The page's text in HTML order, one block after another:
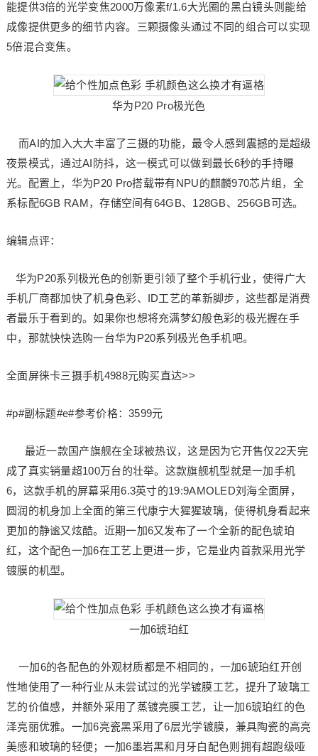
能提供3倍的光学变焦2000万像素f/1.6大光圈的黑白镜头则能给
成像提供更多的细节内容。三颗摄像头通过不同的组合可以实现
5倍混合变焦。
华为P20 Pro极光色
而AI的加入大大丰富了三摄的功能，最令人感到震撼的是超级
夜景模式，通过AI防抖，这一模式可以做到最长6秒的手持曝
光。配置上，华为P20 Pro搭载带有NPU的麒麟970芯片组，全
系标配6GB RAM，存储空间有64GB、128GB、256GB可选。
编辑点评：
华为P20系列极光色的创新更引领了整个手机行业，使得广大
手机厂商都加快了机身色彩、ID工艺的革新脚步，这些都是消费
者最乐于看到的。如果你也想将充满梦幻般色彩的极光握在手
中，那就快快选购一台华为P20系列极光色手机吧。
全面屏徕卡三摄手机4988元购买直达>>
#p#副标题#e#参考价格：3599元
最近一款国产旗舰在全球被热议，这是因为它开售仅22天完
成了真实销量超100万台的壮举。这款旗舰机型就是一加手机
6，这款手机的屏幕采用6.3英寸的19:9AMOLED刘海全面屏，
圆润的机身加上全面的第三代康宁大猩猩玻璃，使得机身看起来
更加的静谧又炫酷。近期一加6又发布了一个全新的配色琥珀
红，这个配色一加6在工艺上更进一步，它是业内首款采用光学
镀膜的机型。
一加6琥珀红
一加6的各配色的外观材质都是不相同的，一加6琥珀红开创
性地使用了一种行业从未尝试过的光学镀膜工艺，提升了玻璃工
艺的价值感，并额外采用了蒸镀亮膜工艺，让一加6琥珀红的色
泽亮丽优雅。一加6亮瓷黑采用了6层光学镀膜，兼具陶瓷的高亮
美感和玻璃的轻便；一加6墨岩黑和月牙白配色则拥有超跑级哑